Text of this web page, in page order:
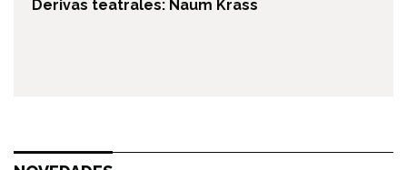
Derivas teatrales: Naum Krass